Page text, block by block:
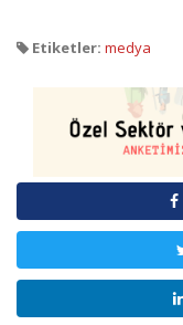
Etiketler: medya